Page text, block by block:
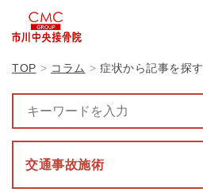
TOP コラム 症状から記事を探す
交通事故施術